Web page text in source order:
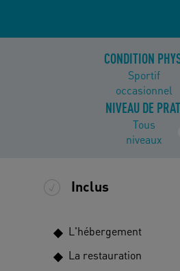
CONDITION
Sportif
occasionnel
NIVEAU DE
Tous
niveaux
Inclus
L'hébergement
La restauration